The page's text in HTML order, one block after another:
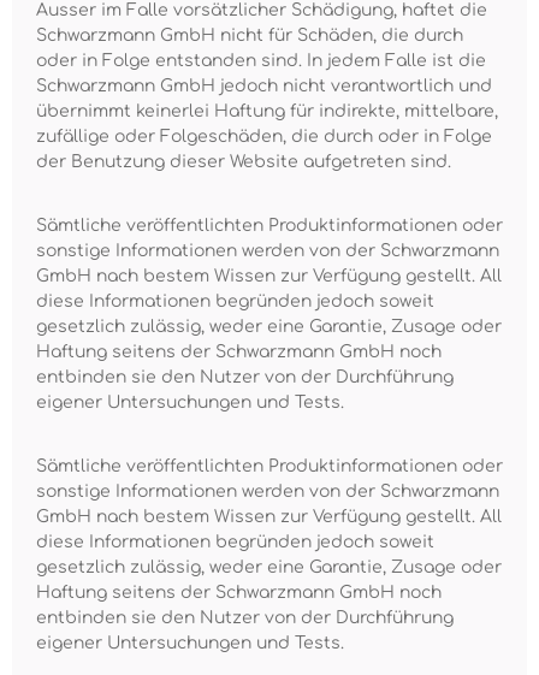
Ausser im Falle vorsätzlicher Schädigung, haftet die
Schwarzmann GmbH nicht für Schäden, die durch
oder in Folge entstanden sind. In jedem Falle ist die
Schwarzmann GmbH jedoch nicht verantwortlich und
übernimmt keinerlei Haftung für indirekte, mittelbare,
zufällige oder Folgeschäden, die durch oder in Folge
der Benutzung dieser Website aufgetreten sind.
Sämtliche veröffentlichten Produktinformationen oder
sonstige Informationen werden von der Schwarzmann
GmbH nach bestem Wissen zur Verfügung gestellt. All
diese Informationen begründen jedoch soweit
gesetzlich zulässig, weder eine Garantie, Zusage oder
Haftung seitens der Schwarzmann GmbH noch
entbinden sie den Nutzer von der Durchführung
eigener Untersuchungen und Tests.
Sämtliche veröffentlichten Produktinformationen oder
sonstige Informationen werden von der Schwarzmann
GmbH nach bestem Wissen zur Verfügung gestellt. All
diese Informationen begründen jedoch soweit
gesetzlich zulässig, weder eine Garantie, Zusage oder
Haftung seitens der Schwarzmann GmbH noch
entbinden sie den Nutzer von der Durchführung
eigener Untersuchungen und Tests.